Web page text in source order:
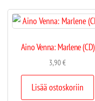
Aino Venna: Marlene (CD)
3,90€
Lisää ostoskoriin